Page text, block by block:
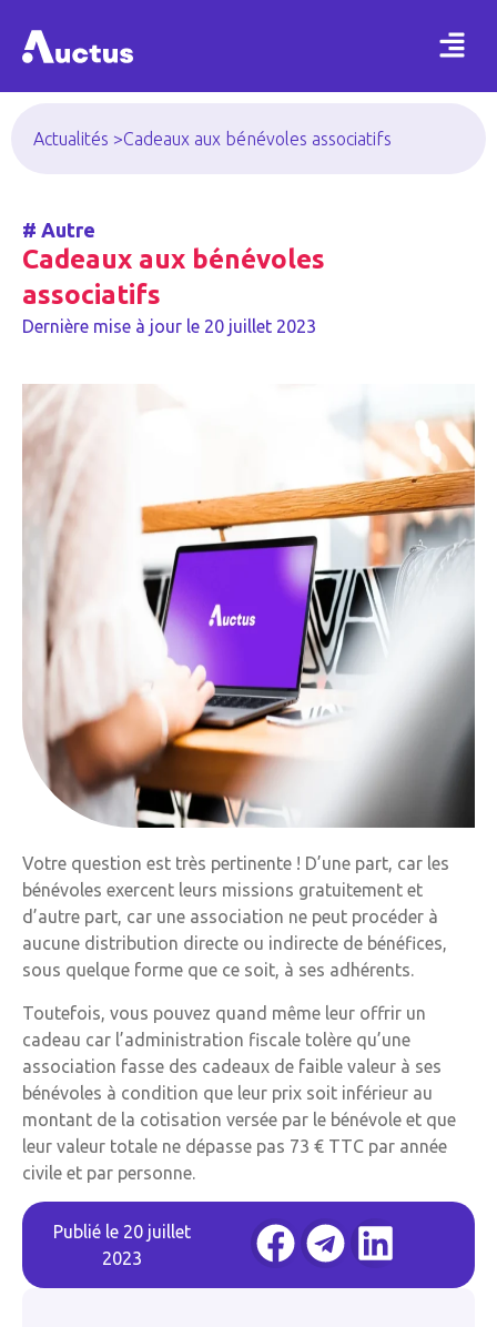
Actualités >Cadeaux aux bénévoles associatifs
# Autre
Cadeaux aux bénévoles
associatifs
Dernière mise à jour le 20 juillet 2023
Votre question est très pertinente ! D’une part, car les
bénévoles exercent leurs missions gratuitement et
d’autre part, car une association ne peut procéder à
aucune distribution directe ou indirecte de bénéfices,
sous quelque forme que ce soit, à ses adhérents.
Toutefois, vous pouvez quand même leur offrir un
cadeau car l’administration fiscale tolère qu’une
association fasse des cadeaux de faible valeur à ses
bénévoles à condition que leur prix soit inférieur au
montant de la cotisation versée par le bénévole et que
leur valeur totale ne dépasse pas 73 € TTC par année
civile et par personne.
Publié le 20 juillet
2023